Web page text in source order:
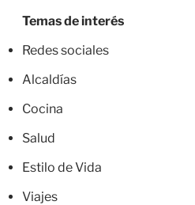
Temas de interés
Redes sociales
Alcaldías
Cocina
Salud
Estilo de Vida
Viajes